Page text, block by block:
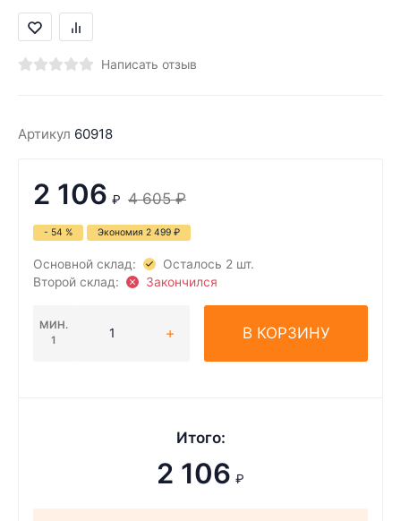
Написать отзыв
Артикул 60918
2 106 ₽ 4 605 ₽
- 54 % Экономия 2 499 ₽
Основной склад:
Осталось 2 шт.
Второй склад:
Закончился
МИН.
1
В КОРЗИНУ
Итого:
2 106 ₽